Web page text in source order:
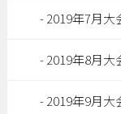
2019年7月大
2019年8月大
2019年9月大